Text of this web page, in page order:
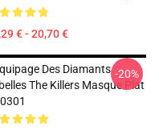
€ - 20,70 €
Des Diamants
The Killers Masque Plat
-20%